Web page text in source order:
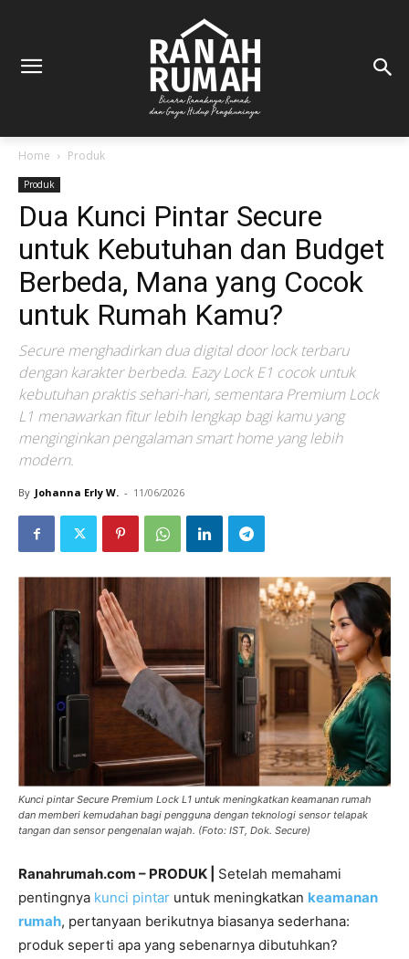
Home Produk
Produk
Dua Kunci Pintar Secure
untuk Kebutuhan dan Budget
Berbeda, Mana yang Cocok
untuk Rumah Kamu?
Secure menghadirkan dua digital door lock terbaru
dengan karakter berbeda. Eazy Lock E1 cocok untuk
kebutuhan praktis sehari-hari, sementara Premium Lock
L1 menawarkan fitur lebih lengkap bagi kamu yang
menginginkan pengalaman smart home yang lebih
modern.
By Johanna Erly W. - 11/06/2026
Kunci pintar Secure Premium Lock L1 untuk meningkatkan keamanan rumah
dan memberi kemudahan bagi pengguna dengan teknologi sensor telapak
tangan dan sensor pengenalan wajah. (Foto: IST, Dok. Secure)
Ranahrumah.com – PRODUK | Setelah memahami
pentingnya kunci pintar untuk meningkatkan keamanan
rumah, pertanyaan berikutnya biasanya sederhana:
produk seperti apa yang sebenarnya dibutuhkan?